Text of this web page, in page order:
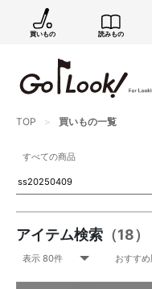
買いもの 読みもの
TOP 買いもの一覧
アイテム検索 （18）